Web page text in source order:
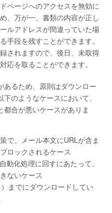
ページへのアクセスを無効に
、万が一、書類の内容が正し
ルアドレスが間違っていた場
手段を残すことができます。
されますので、後日、未取得
応を取ることができます。
るため、原則はダウンロー
のようなケースにおいて、
都合が悪いケースがありま
で、メール本文にURLが含ま
ロックされるケース
動化処理に回すにあたって、
ないケース
までにダウンロードしてい